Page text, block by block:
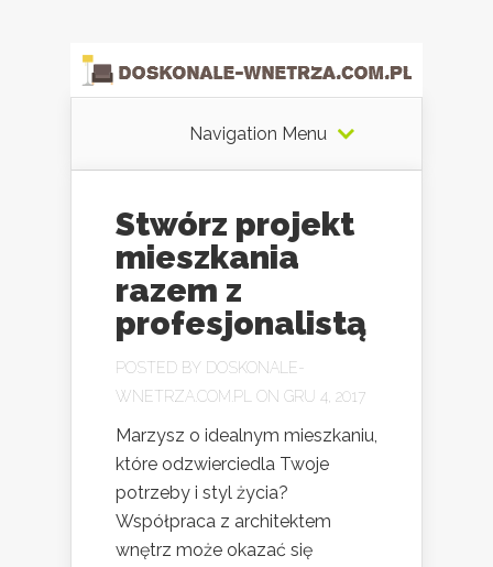
Navigation Menu
Stwórz projekt
mieszkania
razem z
profesjonalistą
POSTED BY DOSKONALE-
WNETRZA.COM.PL
ON GRU 4, 2017
Marzysz o idealnym mieszkaniu,
które odzwierciedla Twoje
potrzeby i styl życia?
Współpraca z architektem
wnętrz może okazać się